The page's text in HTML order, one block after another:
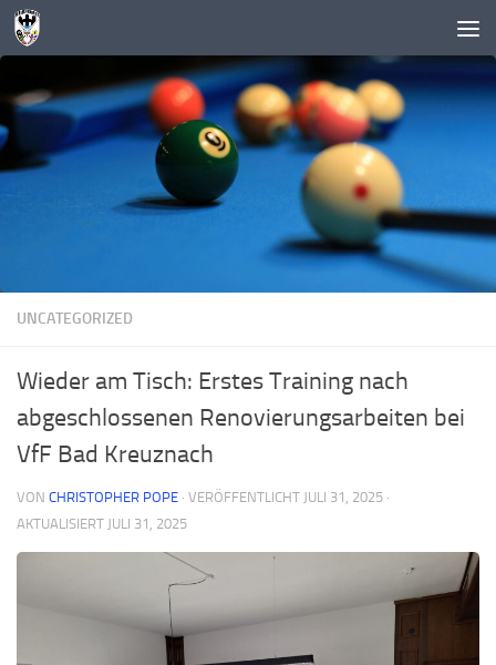
Zum Inhalt springen
UNCATEGORIZED
Wieder am Tisch: Erstes Training nach
abgeschlossenen Renovierungsarbeiten bei
VfF Bad Kreuznach
VON CHRISTOPHER POPE · VERÖFFENTLICHT JULI 31, 2025 ·
AKTUALISIERT JULI 31, 2025